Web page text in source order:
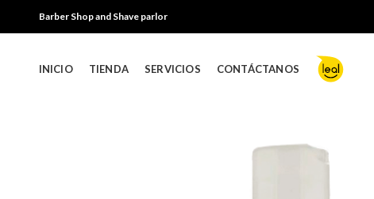
Barber Shop and Shave parlor
INICIO TIENDA SERVICIOS CONTÁCTANOS